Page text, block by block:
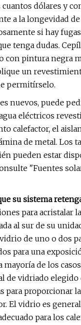
cuantos dólares y
a la longevidad de
si hay
tenga dudas.
con pintura negra
un
permitírselo.
nuevos, puede
eléctricos
calefactor, el
de metal. Los
pueden estar
"Fuentes
su sistema
para acristalar
al sur de su
de uno o dos
para una
mayoría de los
de vidriado
para proporcionar
El vidrio es
para los